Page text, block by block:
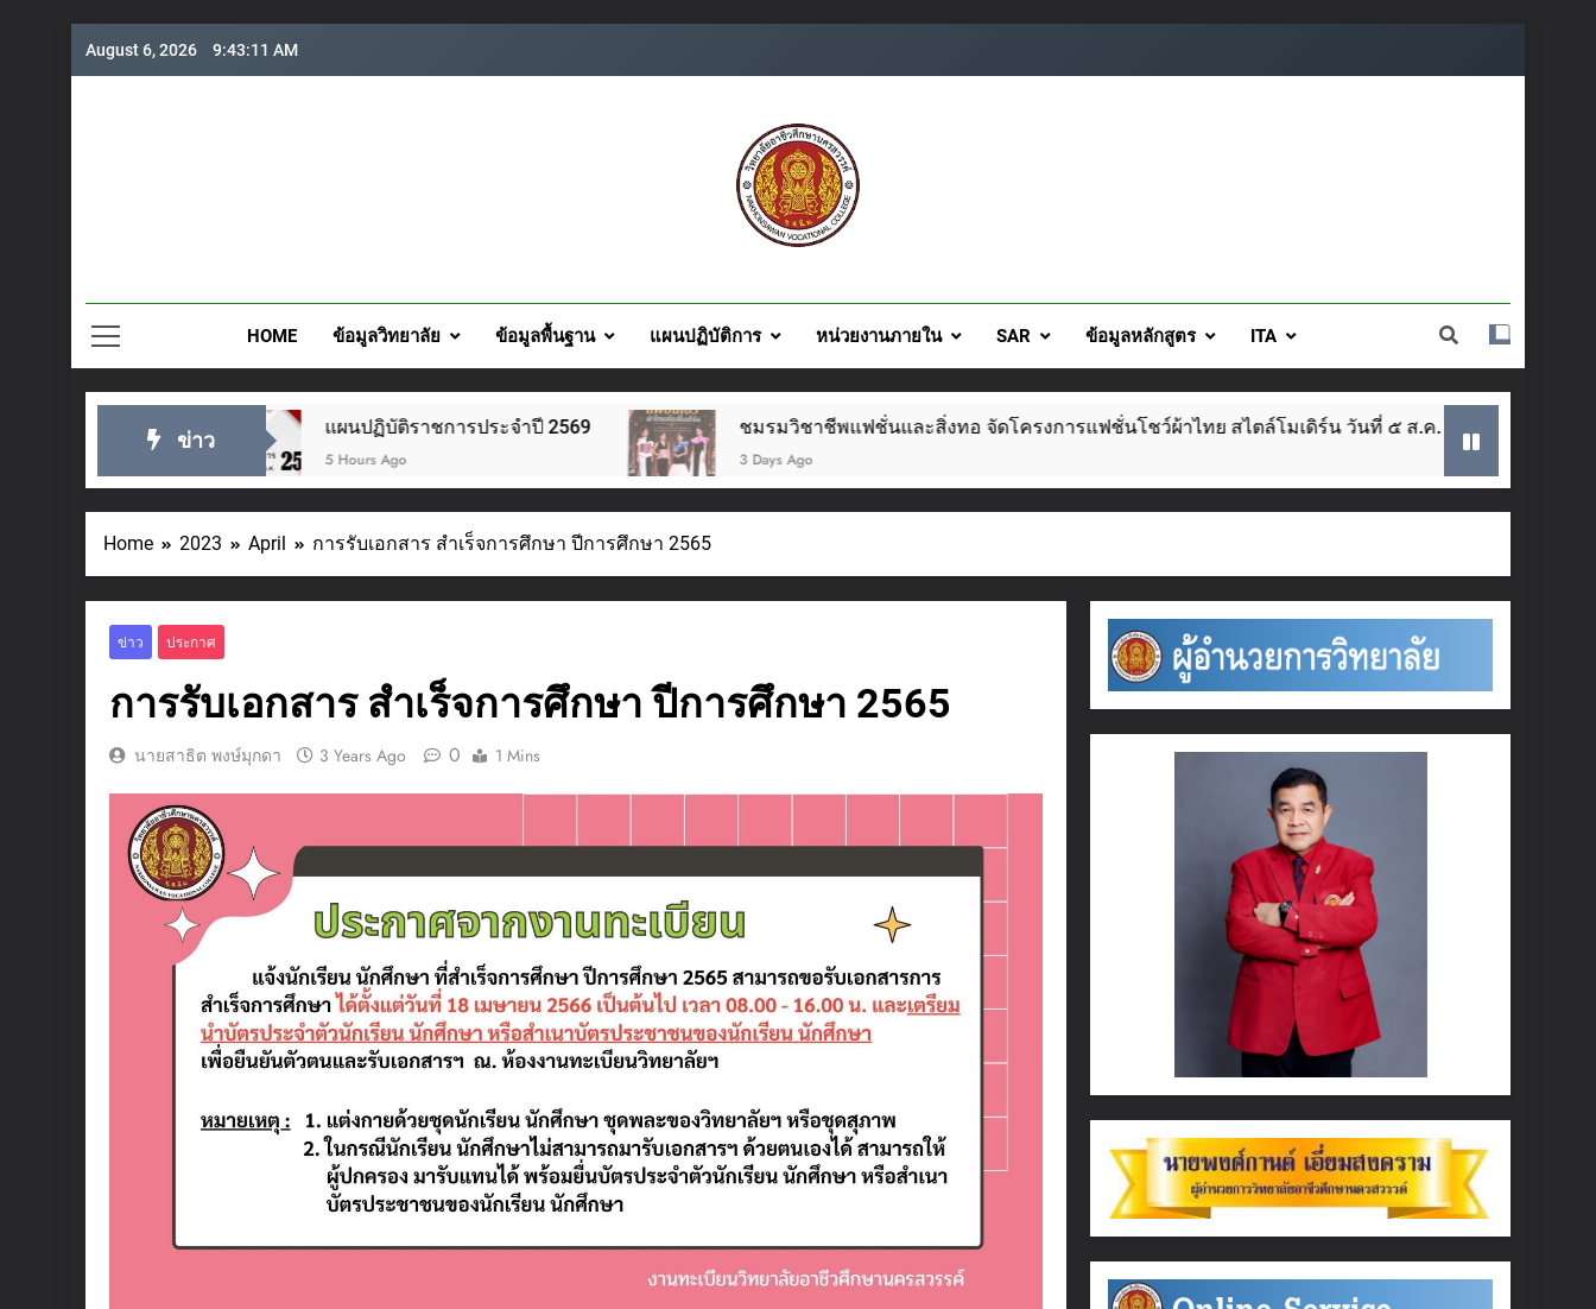
August 6, 2026 9:43:12 AM
HOME ข้อมูลวิทยาลัย ข้อมูลพื้นฐาน แผนปฏิบัติการ หน่วยงานภายใน SAR ข้อมูลหลักสูตร ITA
ข่าว
แผนปฏิบัติราชการประจำปี 2569 ชมรมวิชาชีพแฟชั่นและสิ่งทอ จัดโครงการแฟชั่นโชว์ผ้าไทย สไตล์โมเดิร์น วันที่ ๕ ส.ค. นี้
3 Days Ago
Home 2023 April การรับเอกสาร สำเร็จการศึกษา ปีการศึกษา 2565
ข่าว ประกาศ
การรับเอกสาร สำเร็จการศึกษา ปีการศึกษา 2565
นายสาธิต พงษ์มุกดา 3 Years Ago 0 1 Mins